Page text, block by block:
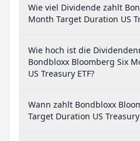
Wie viel Dividende zahlt
Month Target Duration US
Wie hoch ist die
Bondbloxx Bloomberg Six
US Treasury ETF?
Wann zahlt Bondbloxx
Target Duration US